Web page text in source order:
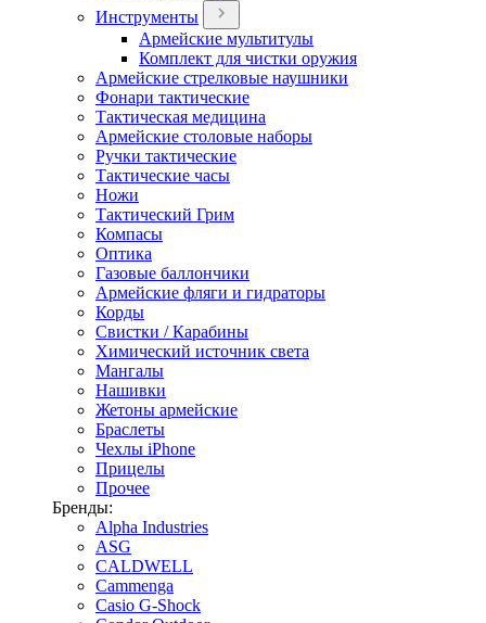
Инструменты
Армейские мультитулы
Комплект для чистки оружия
Армейские стрелковые наушники
Фонари тактические
Тактическая медицина
Армейские столовые наборы
Ручки тактические
Тактические часы
Ножи
Тактический Грим
Компасы
Оптика
Газовые баллончики
Армейские фляги и гидраторы
Корды
Свистки / Карабины
Химический источник света
Мангалы
Нашивки
Жетоны армейские
Браслеты
Чехлы iPhone
Прицелы
Прочее
Бренды:
Alpha Industries
ASG
CALDWELL
Cammenga
Casio G-Shock